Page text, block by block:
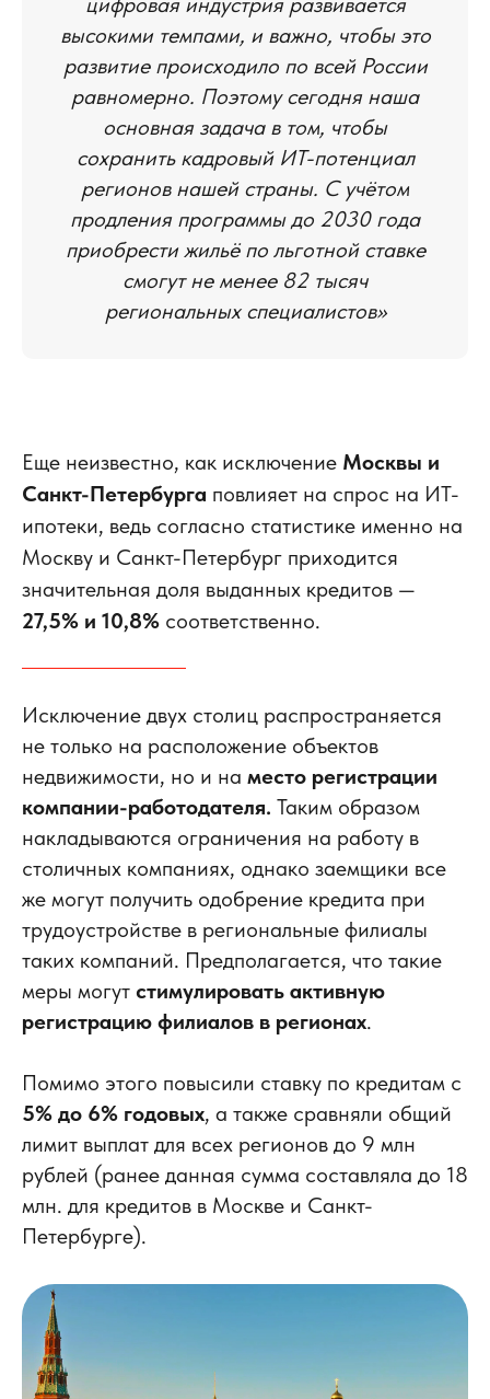
высокими темпами, и важно, чтобы это
развитие происходило по всей России
равномерно. Поэтому сегодня наша
основная задача в том, чтобы
сохранить кадровый ИТ-потенциал
регионов нашей страны. С учётом
продления программы до 2030 года
приобрести жильё по льготной ставке
смогут не менее 82 тысяч
региональных специалистов»
Еще неизвестно, как исключение Москвы и
Санкт-Петербурга повлияет на спрос на ИТ-
ипотеки, ведь согласно статистике именно на
Москву и Санкт-Петербург приходится
значительная доля выданных кредитов —
27,5% и 10,8% соответственно.
Исключение двух столиц распространяется
не только на расположение объектов
недвижимости, но и на место регистрации
компании-работодателя. Таким образом
накладываются ограничения на работу в
столичных компаниях, однако заемщики все
же могут получить одобрение кредита при
трудоустройстве в региональные филиалы
таких компаний. Предполагается, что такие
меры могут стимулировать активную
регистрацию филиалов в регионах.
Помимо этого повысили ставку по кредитам с
5% до 6% годовых, а также сравняли общий
лимит выплат для всех регионов до 9 млн
рублей (ранее данная сумма составляла до 18
млн. для кредитов в Москве и Санкт-
Петербурге).